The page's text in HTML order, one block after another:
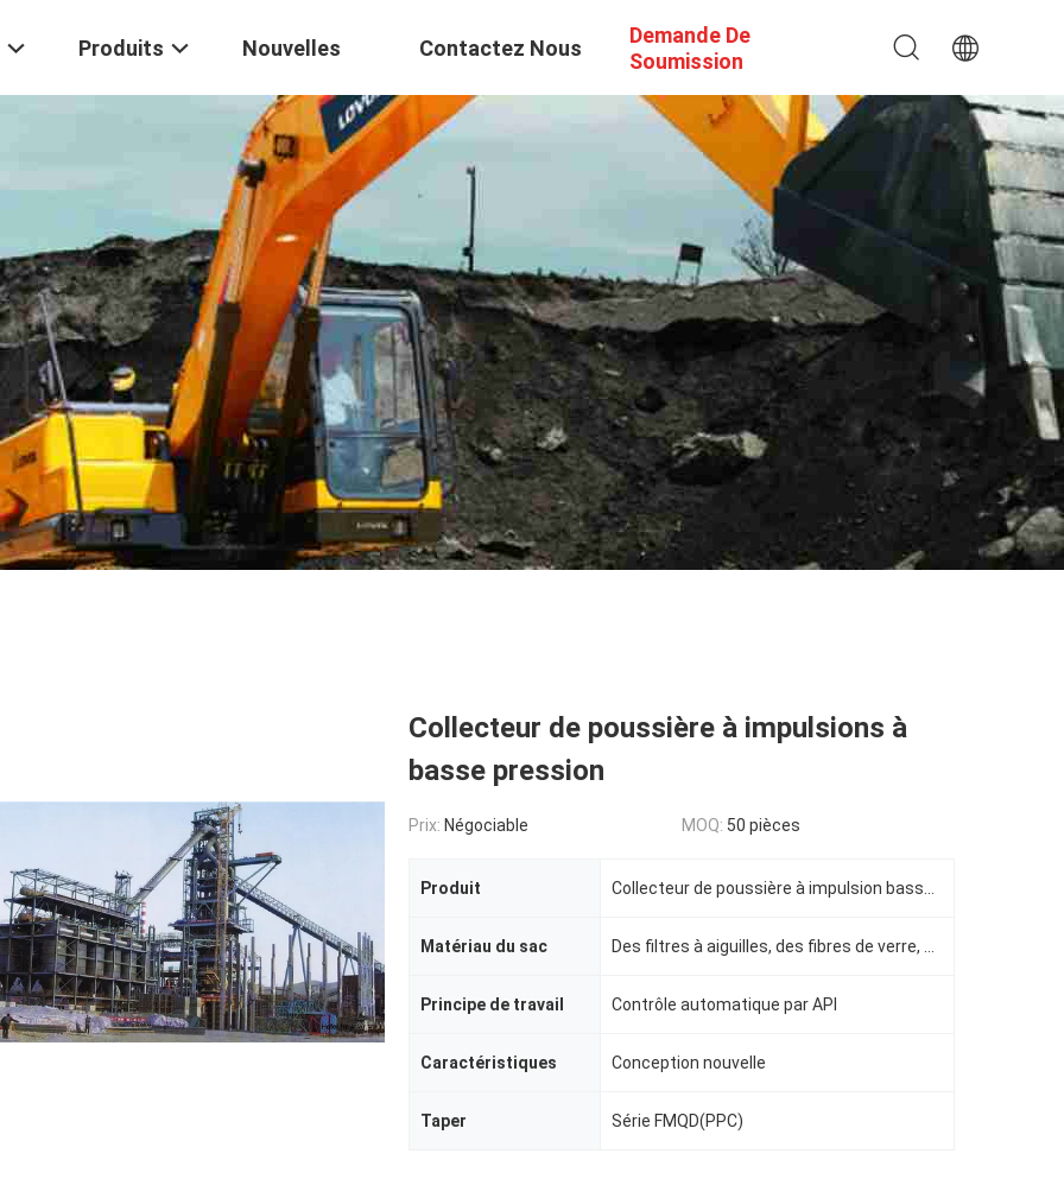
Produits Nouvelles Contactez Nous
Demande De
Soumission
Collecteur de poussière à impulsions à
basse pression
Prix: Négociable MOQ: 50 pièces
Produit
Matériau du sac
Principe de travail Contrôle automatique par API
Caractéristiques Conception nouvelle
Taper Série FMQD(PPC)